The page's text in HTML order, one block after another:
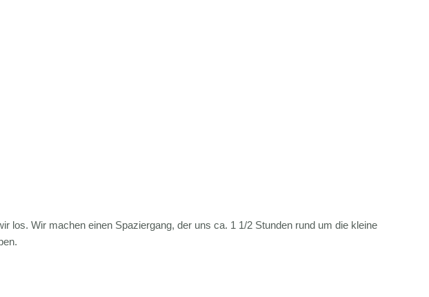
los. Wir machen einen Spaziergang, der uns ca. 1 1/2 Stunden rund um die kleine